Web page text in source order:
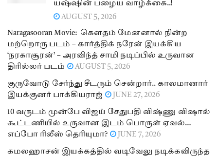
யஷ்ஷின் பழைய வாழ்க்கை..!
AUGUST 5, 2026
Naragasooran Movie: கௌதம் மேனனால் நின்ற
மற்றொரு படம் – கார்த்திக் நரேன் இயக்கிய
‘நரகாசூரன்’ – அரவிந்த் சாமி நடிப்பில் உருவான
திரில்லர் படம்
AUGUST 5, 2026
குருவோடு சேர்ந்து சீடரும் சென்றார்.. காலமானார்
இயக்குனர் பாக்கியராஜ்
JUNE 27, 2026
10 வருடம் முன்பே விஜய் சேதுபதி விஷ்ணு விஷால்
கூட்டணியில் உருவான இடம் பொருள் ஏவல்…
எப்போ ரிலீஸ் தெரியுமா?
JUNE 7, 2026
கமலஹாசன் இயக்கத்தில் வடிவேலு நடிக்கவிருந்த